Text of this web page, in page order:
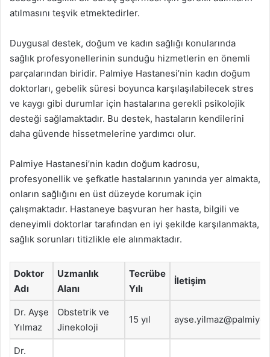
atılmasını teşvik etmektedirler.
Duygusal destek, doğum ve kadın sağlığı konularında
sağlık profesyonellerinin sunduğu hizmetlerin en önemli
parçalarından biridir. Palmiye Hastanesi’nin kadın doğum
doktorları, gebelik süresi boyunca karşılaşılabilecek stres
ve kaygı gibi durumlar için hastalarına gerekli psikolojik
desteği sağlamaktadır. Bu destek, hastaların kendilerini
daha güvende hissetmelerine yardımcı olur.
Palmiye Hastanesi’nin kadın doğum kadrosu,
profesyonellik ve şefkatle hastalarının yanında yer almakta,
onların sağlığını en üst düzeyde korumak için
çalışmaktadır. Hastaneye başvuran her hasta, bilgili ve
deneyimli doktorlar tarafından en iyi şekilde karşılanmakta,
sağlık sorunları titizlikle ele alınmaktadır.
Doktor
Adı
Uzmanlık
Alanı
Tecrübe
Yılı
İletişim
Dr. Ayşe
Yılmaz
Obstetrik ve
Jinekoloji
15 yıl
Dr.